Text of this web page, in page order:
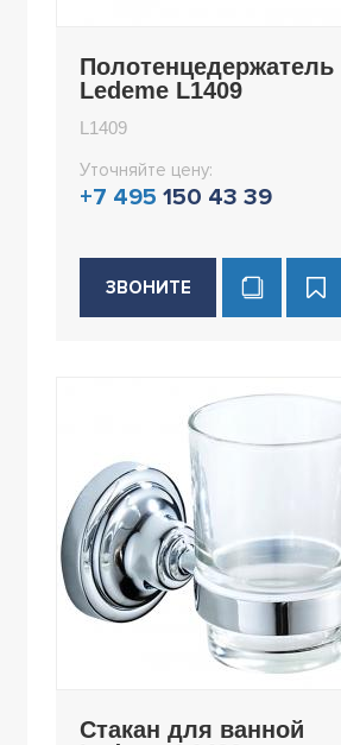
Полотенцедержатель
Ledeme L1409
L1409
Уточняйте цену:
+7 495 150 43 39
ЗВОНИТЕ
Стакан для ванной